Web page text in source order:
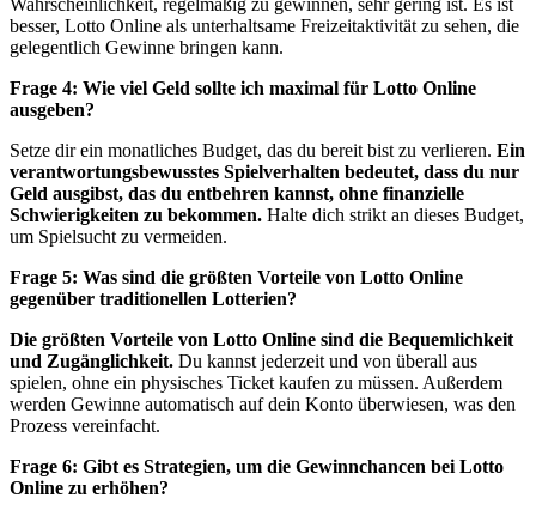
besser, Lotto Online als unterhaltsame Freizeitaktivität zu sehen, die
gelegentlich Gewinne bringen kann.
Frage 4: Wie viel Geld sollte ich maximal für Lotto Online
ausgeben?
Setze dir ein monatliches Budget, das du bereit bist zu verlieren. Ein
verantwortungsbewusstes Spielverhalten bedeutet, dass du nur
Geld ausgibst, das du entbehren kannst, ohne finanzielle
Schwierigkeiten zu bekommen. Halte dich strikt an dieses Budget,
um Spielsucht zu vermeiden.
Frage 5: Was sind die größten Vorteile von Lotto Online
gegenüber traditionellen Lotterien?
Die größten Vorteile von Lotto Online sind die Bequemlichkeit
und Zugänglichkeit. Du kannst jederzeit und von überall aus
spielen, ohne ein physisches Ticket kaufen zu müssen. Außerdem
werden Gewinne automatisch auf dein Konto überwiesen, was den
Prozess vereinfacht.
Frage 6: Gibt es Strategien, um die Gewinnchancen bei Lotto
Online zu erhöhen?